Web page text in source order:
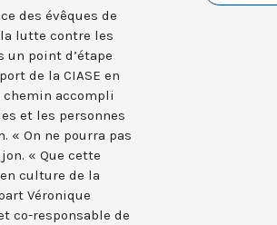
des évêques de
la lutte contre les
un point d’étape
de la CIASE en
chemin accompli
et les personnes
« On ne pourra pas
« Que cette
culture de la
Véronique
co-responsable de